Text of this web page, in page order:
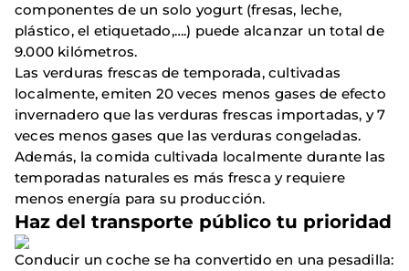
componentes de un solo yogurt (fresas, leche,
plástico, el etiquetado,….) puede alcanzar un total de
9.000 kilómetros.
Las verduras frescas de temporada, cultivadas
localmente, emiten 20 veces menos gases de efecto
invernadero que las verduras frescas importadas, y 7
veces menos gases que las verduras congeladas.
Además, la comida cultivada localmente durante las
temporadas naturales es más fresca y requiere
menos energía para su producción.
Haz del transporte público tu prioridad
Conducir un coche se ha convertido en una pesadilla: